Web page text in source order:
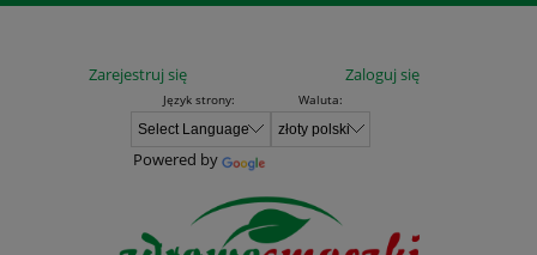
Zarejestruj się Zaloguj się
Język strony:
Powered by
Waluta: